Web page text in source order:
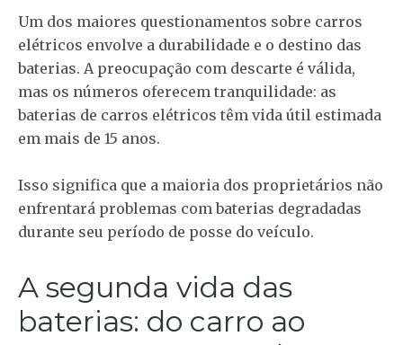
Um dos maiores questionamentos sobre carros
elétricos envolve a durabilidade e o destino das
baterias. A preocupação com descarte é válida,
mas os números oferecem tranquilidade: as
baterias de carros elétricos têm vida útil estimada
em mais de 15 anos.
Isso significa que a maioria dos proprietários não
enfrentará problemas com baterias degradadas
durante seu período de posse do veículo.
A segunda vida das
baterias: do carro ao